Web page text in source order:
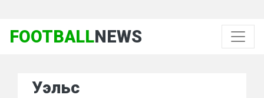
FOOTBALLNEWS
Уэльс